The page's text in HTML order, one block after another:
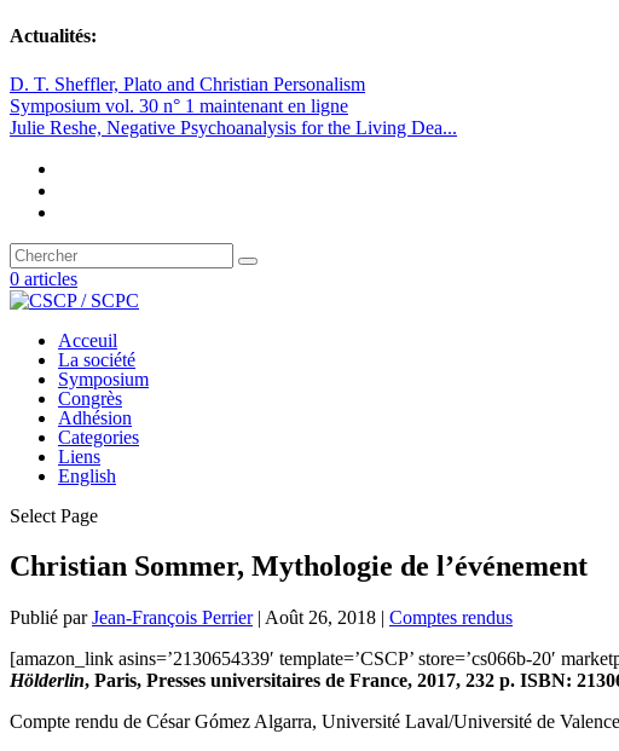
Actualités:
D. T. Sheffler, Plato and Christian Personalism
Symposium vol. 30 n° 1 maintenant en ligne
Julie Reshe, Negative Psychoanalysis for the Living Dea...
0 articles
Acceuil
La société
Symposium
Congrès
Adhésion
Categories
Liens
English
Select Page
Christian Sommer, Mythologie de l’événement
Publié parJean-François Perrier| Août 26, 2018 | Comptes rendus
[amazon_link asins=’2130654339′ template=’CSCP’ store=’cs066b-20′
Hölderlin, Paris, Presses universitaires de France, 2017, 232 p. ISBN:
Compte rendu de César Gómez Algarra, Université Laval/Université de